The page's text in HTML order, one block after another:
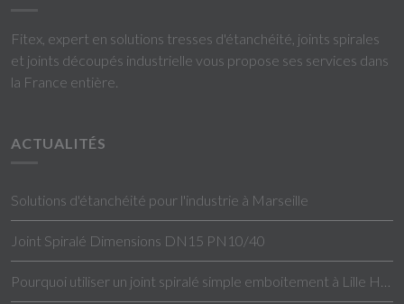
Fitex, expert en solutions tresses d'étanchéité, joints spirales
et joints découpés industrielle vous propose ses services dans
la France entière.
ACTUALITÉS
Solutions d'étanchéité pour l'industrie à Marseille
Joint Spiralé Dimensions DN15 PN10/40